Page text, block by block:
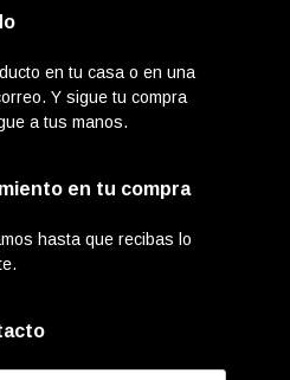
en tu casa o en una
Y sigue tu compra
a tus manos.
en tu compra
hasta que recibas lo